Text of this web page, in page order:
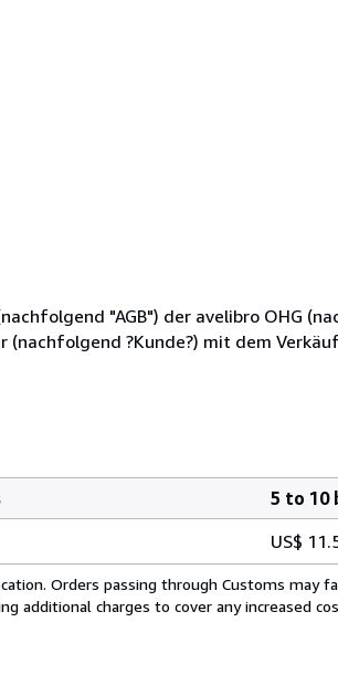
"AGB") der avelibro OHG
?Kunde?) mit dem
5 to 10
US$
Orders passing through Customs may
additional charges to cover any increased